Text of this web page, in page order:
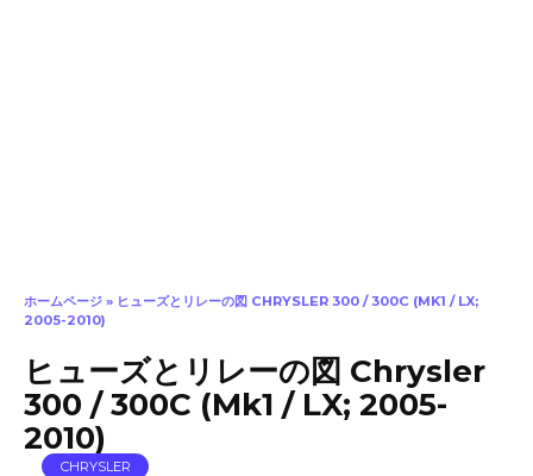
ホームページ » ヒューズとリレーの図 CHRYSLER 300 / 300C (MK1 / LX;
2005-2010)
ヒューズとリレーの図 Chrysler
300 / 300C (Mk1 / LX; 2005-
2010)
CHRYSLER